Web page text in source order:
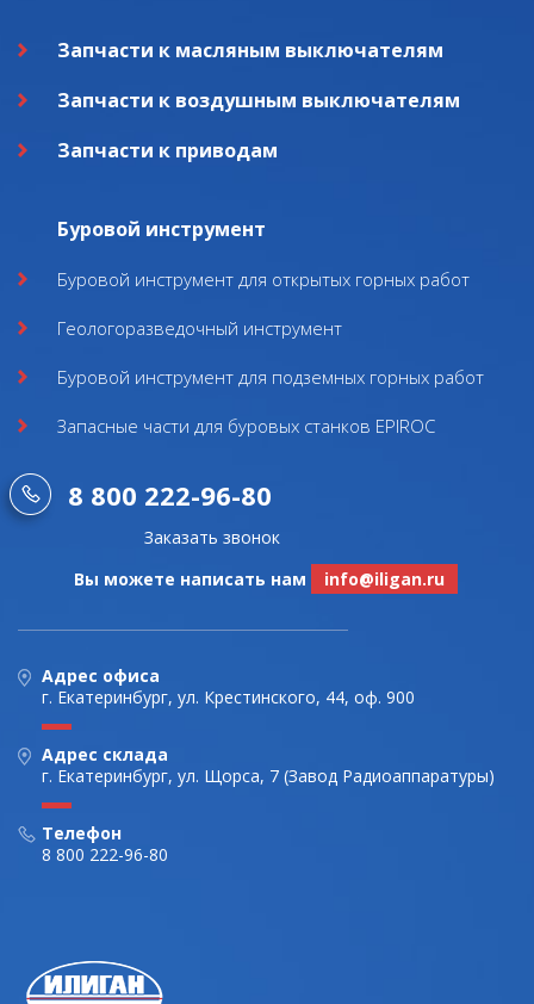
Запчасти к масляным выключателям
Запчасти к воздушным выключателям
Запчасти к приводам
Буровой инструмент
Буровой инструмент для открытых горных работ
Геологоразведочный инструмент
Буровой инструмент для подземных горных работ
Запасные части для буровых станков EPIROC
8 800 222-96-80
Заказать звонок
Вы можете написать нам
info@iligan.ru
Адрес офиса
г. Екатеринбург, ул. Крестинского, 44, оф. 900
Адрес склада
г. Екатеринбург, ул. Щорса, 7 (Завод Радиоаппаратуры)
Телефон
8 800 222-96-80